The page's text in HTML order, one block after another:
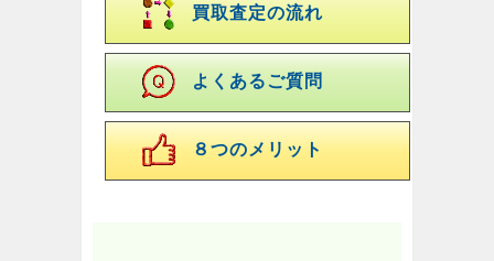
買取査定の流れ
よくあるご質問
８つのメリット